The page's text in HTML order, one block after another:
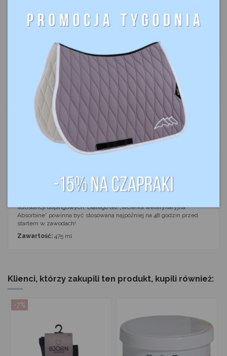
Najniższa cena w ciągu ostatnich 30 dni 106,95 zł
Szczegóły produktu
Komentarze(0)
- stymuluje krążenie krwi
- Skraca czas rekonwalescencji
substancji dopingowych. Dlatego też „Wcierka weterynaryjna
Absorbine” powinna być stosowana najpóźniej na 48 godzin przed
startem w zawodach!
Zawartość: 475 ml
Klienci, którzy zakupili ten produkt, kupili również:
-7%